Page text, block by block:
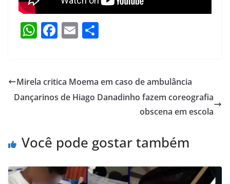
W
s
A
F
e
b
k
E
l e
Mirela critica Moema em caso de ambulância
Dançarinos de Hiago Danadinho fazem coreografia
obscena em escola
Você pode gostar também